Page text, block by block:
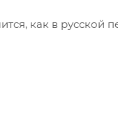
как в русской